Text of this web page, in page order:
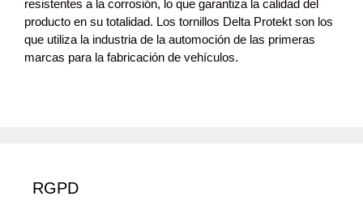
resistentes a la corrosión, lo que garantiza la calidad del
producto en su totalidad. Los tornillos Delta Protekt son los
que utiliza la industria de la automoción de las primeras
marcas para la fabricación de vehículos.
RGPD